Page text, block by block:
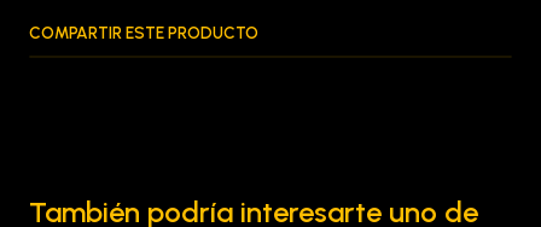
COMPARTIR ESTE PRODUCTO
También podría interesarte uno de